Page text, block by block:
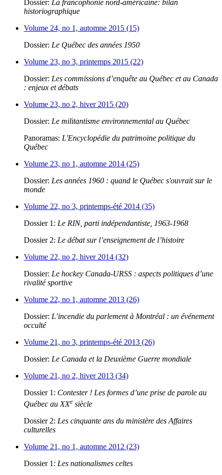
Dossier: La francophonie nord-américaine: bilan
historiographique
Volume 24, no 1, automne 2015 (15)
Dossier: Le Québec des années 1950
Volume 23, no 3, printemps 2015 (22)
Dossier: Les commissions d’enquête au Québec et au Canada
: enjeux et débats
Volume 23, no 2, hiver 2015 (20)
Dossier: Le militantisme environnemental au Québec
Panoramas: L'Encyclopédie du patrimoine politique du
Québec
Volume 23, no 1, automne 2014 (25)
Dossier: Les années 1960 : quand le Québec s'ouvrait sur le
monde
Volume 22, no 3, printemps-été 2014 (35)
Dossier 1: Le RIN, parti indépendantiste, 1963-1968
Dossier 2: Le débat sur l’enseignement de l’histoire
Volume 22, no 2, hiver 2014 (32)
Dossier: Le hockey Canada-URSS : aspects politiques d’une
rivalité sportive
Volume 22, no 1, automne 2013 (26)
Dossier: L’incendie du parlement à Montréal : un événement
occulté
Volume 21, no 3, printemps-été 2013 (26)
Dossier: Le Canada et la Deuxième Guerre mondiale
Volume 21, no 2, hiver 2013 (34)
Dossier 1: Contester ! Les formes d’une prise de parole au
Québec au XXe siècle
Dossier 2: Les cinquante ans du ministère des Affaires
culturelles
Volume 21, no 1, automne 2012 (23)
Dossier 1: Les nationalismes celtes